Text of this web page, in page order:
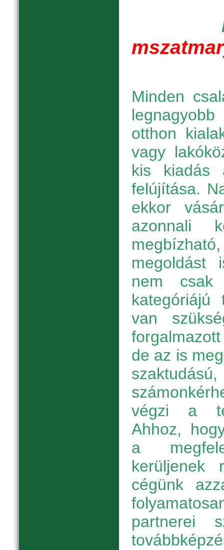
Minden
otthon
vagy
kis kiadás
felújítása.
ekkor
azonnali
megoldást
nem csak
kategóriájú
van
de az is
végzi a
Ahhoz,
a
kerüljenek
cégünk
partnerei